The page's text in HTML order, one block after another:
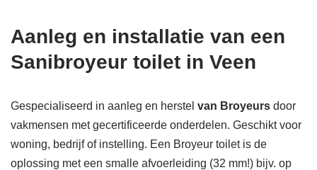
Aanleg en installatie van een
Sanibroyeur toilet in Veen
Gespecialiseerd in aanleg en herstel van Broyeurs door
vakmensen met gecertificeerde onderdelen. Geschikt voor
woning, bedrijf of instelling. Een Broyeur toilet is de
oplossing met een smalle afvoerleiding (32 mm!) bijv. op